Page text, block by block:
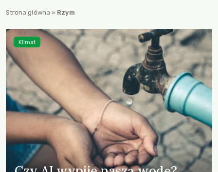
Strona główna » Rzym
Klimat